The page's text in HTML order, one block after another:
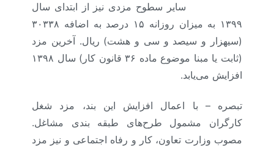
سایر سطوح مزدی نیز از ابتدای سال
۱۳۹۹ به میزان روزانه ۱۵ درصد به اضافه ۳۰۳۳۸
(سی­هزار و سیصد و سی و هشت) ریال. آخرین مزد
(ثابت یا مبنا موضوع ماده ۳۶ قانون کار) سال ۱۳۹۸
افزایش می‌یابد.
تبصره – با اعمال افزایش این بند، مزد شغل
کارگران مشمول طرح‌های طبقه بندی مشاغل.
مصوب وزارت تعاون، کار و رفاه اجتماعی و نیز مزد